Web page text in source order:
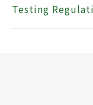
Testing